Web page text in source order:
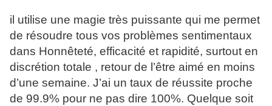
il utilise une magie très puissante qui me permet
de résoudre tous vos problèmes sentimentaux
dans Honnêteté, efficacité et rapidité, surtout en
discrétion totale , retour de l’être aimé en moins
d’une semaine. J’ai un taux de réussite proche
de 99.9% pour ne pas dire 100%. Quelque soit